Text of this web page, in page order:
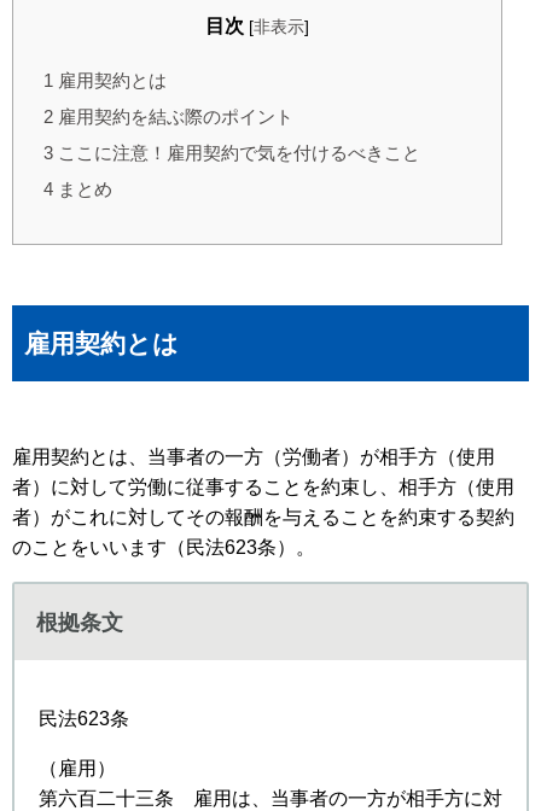
目次 [非表示]
1 雇用契約とは
2 雇用契約を結ぶ際のポイント
3 ここに注意！雇用契約で気を付けるべきこと
4 まとめ
雇用契約とは
雇用契約とは、当事者の一方（労働者）が相手方（使用
者）に対して労働に従事することを約束し、相手方（使用
者）がこれに対してその報酬を与えることを約束する契約
のことをいいます（民法623条）。
根拠条文
民法623条
（雇用）
第六百二十三条 雇用は、当事者の一方が相手方に対